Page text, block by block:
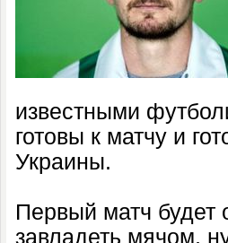
известными
готовы к матчу и
Украины.
Первый матч
завладеть мячом,